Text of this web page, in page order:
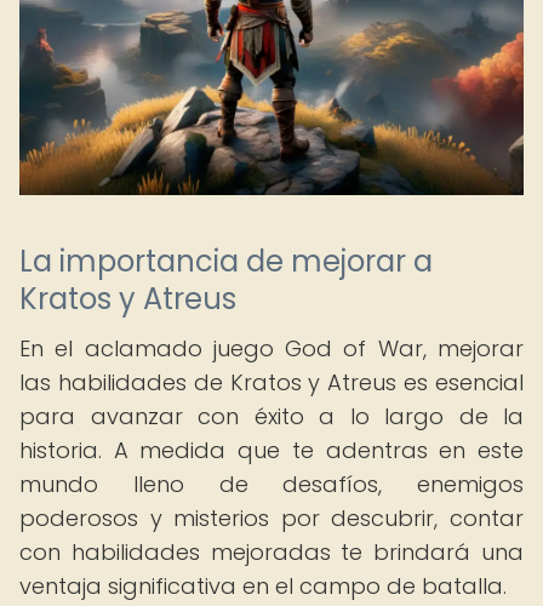
La importancia de mejorar a
Kratos y Atreus
En el aclamado juego God of War, mejorar
las habilidades de Kratos y Atreus es esencial
para avanzar con éxito a lo largo de la
historia. A medida que te adentras en este
mundo lleno de desafíos, enemigos
poderosos y misterios por descubrir, contar
con habilidades mejoradas te brindará una
ventaja significativa en el campo de batalla.